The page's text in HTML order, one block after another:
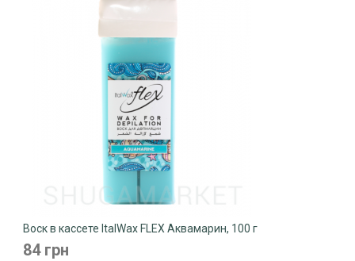
Воск в кассете ItalWax FLEX Аквамарин, 100 г
84 грн